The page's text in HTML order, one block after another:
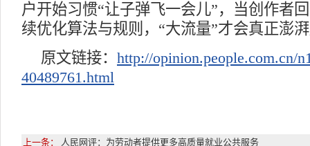
户开始习惯“让子弹飞一会儿”，当创作者
续优化算法与规则，“大流量”才会真正澎
原文链接： http://opinion.people.com.cn/
40489761.html
上一条： 人民网评：为劳动者提供更多高质量就业公共服务